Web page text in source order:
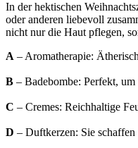
In der hektischen
oder anderen liebevoll
nicht nur die Haut pflegen,
A – Aromatherapie:
B – Badebombe: Perfekt,
C – Cremes: Reichhaltige
D – Duftkerzen: Sie